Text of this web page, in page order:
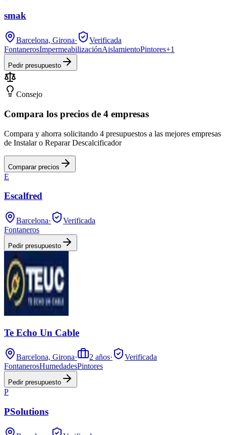
smak
Barcelona, Girona·
Verificada
FontanerosImpermeabilizaciónAislamientoPintores+1
Pedir presupuesto
Consejo
Compara los precios de 4 empresas
Compara y ahorra solicitando 4 presupuestos a las mejores empresas
de Instalar o Reparar Descalcificador
Comparar precios
E
Escalfred
Barcelona·
Verificada
Fontaneros
Pedir presupuesto
Te Echo Un Cable
Barcelona, Girona· 2 años·
Verificada
FontanerosHumedadesPintores
Pedir presupuesto
P
PSolutions